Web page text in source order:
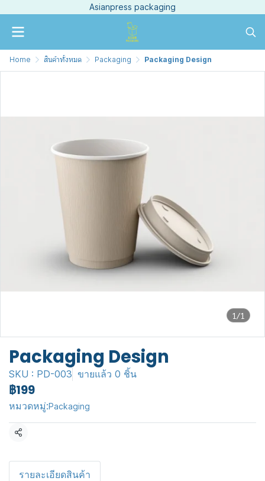
Asianpress packaging
Home สินค้าทั้งหมด Packaging Packaging Design
1/1
Packaging Design
SKU : PD-003 ขายแล้ว 0 ชิ้น
฿199
หมวดหมู่:Packaging
แชร์
รายละเอียดสินค้า